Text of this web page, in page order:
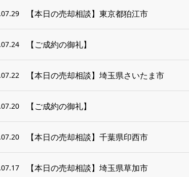
【本日の売却相談】東京都狛江市
【ご成約の御礼】
【本日の売却相談】埼玉県さいたま市
【ご成約の御礼】
【本日の売却相談】千葉県印西市
【本日の売却相談】埼玉県草加市